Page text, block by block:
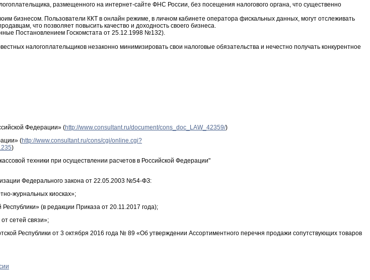
размещенного на интернет-сайте ФНС России, без посещения налогового органа, что существенно
бизнесом. Пользователи ККТ в онлайн режиме, в личном кабинете оператора фискальных данных, могут отслеживать
что позволяет повысить качество и доходность своего бизнеса.
Постановлением Госкомстата от 25.12.1998 №132).
налогоплательщиков незаконно минимизировать свои налоговые обязательства и нечестно получать конкурентное
Федерации» (http://www.consultant.ru/document/cons_doc_LAW_42359/)
(http://www.consultant.ru/cons/cgi/online.cgi?
)
техники при осуществлении расчетов в Российской Федерации"
Федерального закона от 22.05.2003 №54-ФЗ:
журнальных киосках»;
(в редакции Приказа от 20.11.2017 года);
сетей связи»;
Республики от 3 октября 2016 года № 89 «Об утверждении Ассортиментного перечня продажи сопутствующих товаров